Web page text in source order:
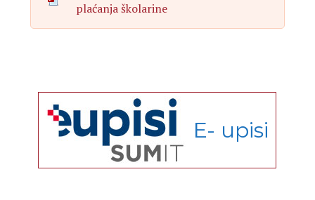
plaćanja školarine
E- upisi